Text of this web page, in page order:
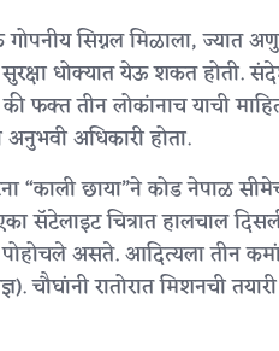
गोपनीय सिग्नल मिळाला,
धोक्यात येऊ शकत होती.
तीन लोकांनाच याची
अधिकारी होता.
“काली छाया”ने कोड नेपाळ
सॅटेलाइट चित्रात हालचाल
असते. आदित्यला तीन
चौघांनी रातोरात मिशनची